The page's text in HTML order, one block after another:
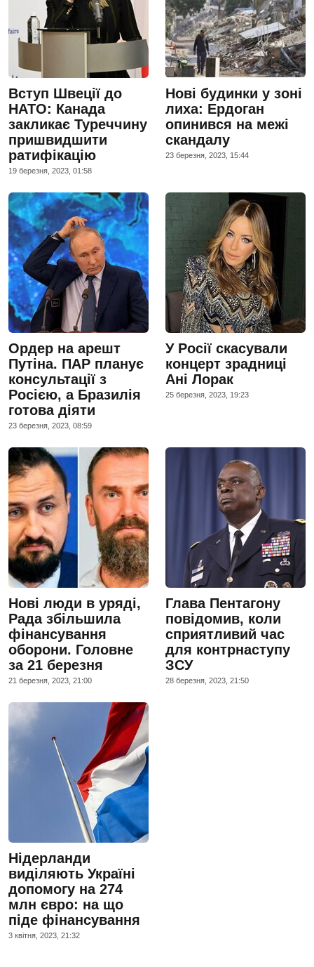
Вступ Швеції до
НАТО: Канада
закликає Туреччину
пришвидшити
ратифікацію
19 березня, 2023, 01:58
Нові будинки у зоні
лиха: Ердоган
опинився на межі
скандалу
23 березня, 2023, 15:44
Ордер на арешт
Путіна. ПАР планує
консультації з
Росією, а Бразилія
готова діяти
23 березня, 2023, 08:59
У Росії скасували
концерт зрадниці
Ані Лорак
25 березня, 2023, 19:23
Нові люди в уряді,
Рада збільшила
фінансування
оборони. Головне
за 21 березня
21 березня, 2023, 21:00
Глава Пентагону
повідомив, коли
сприятливий час
для контрнаступу
ЗСУ
28 березня, 2023, 21:50
Нідерланди
виділяють Україні
допомогу на 274
млн євро: на що
піде фінансування
3 квiтня, 2023, 21:32